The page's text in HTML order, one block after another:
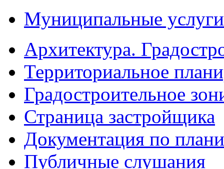
Муниципальные услуги
Архитектура.
Территориальное
Градостроительное
Страница застройщика
Документация по
Публичные слушания